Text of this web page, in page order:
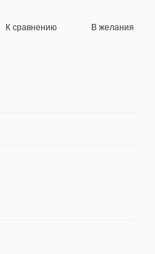
К сравнению В желания